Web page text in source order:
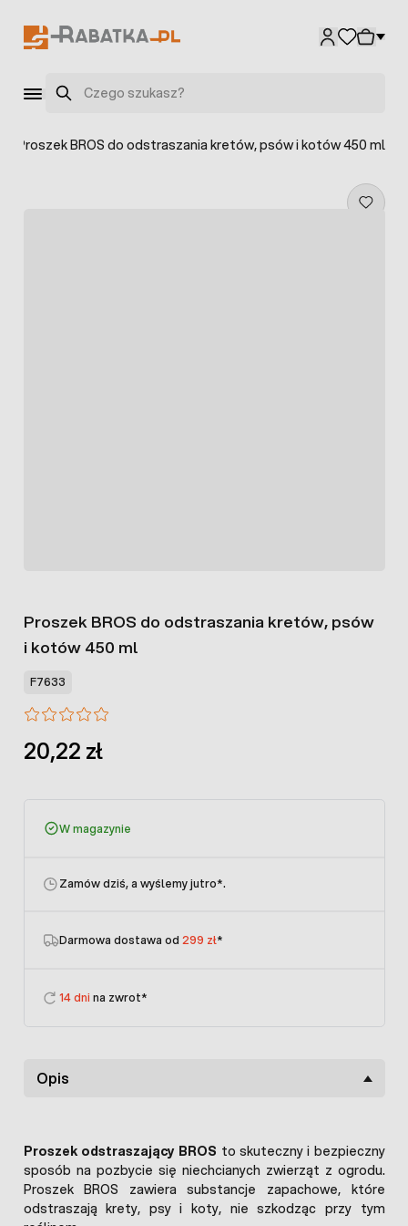
Szukaj
Proszek BROS do odstraszania kretów, psów i kotów 450 ml
Proszek BROS do odstraszania kretów, psów
i kotów 450 ml
F7633
20,22 zł
W magazynie
Zamów dziś, a wyślemy jutro*.
Darmowa dostawa od 299 zł*
14 dni na zwrot*
Opis
Proszek odstraszający BROS to skuteczny i bezpieczny
sposób na pozbycie się niechcianych zwierząt z ogrodu.
Proszek BROS zawiera substancje zapachowe, które
odstraszają krety, psy i koty, nie szkodząc przy tym